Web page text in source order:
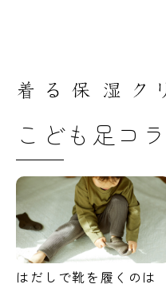
こども足コ
はだしで靴を履くのは